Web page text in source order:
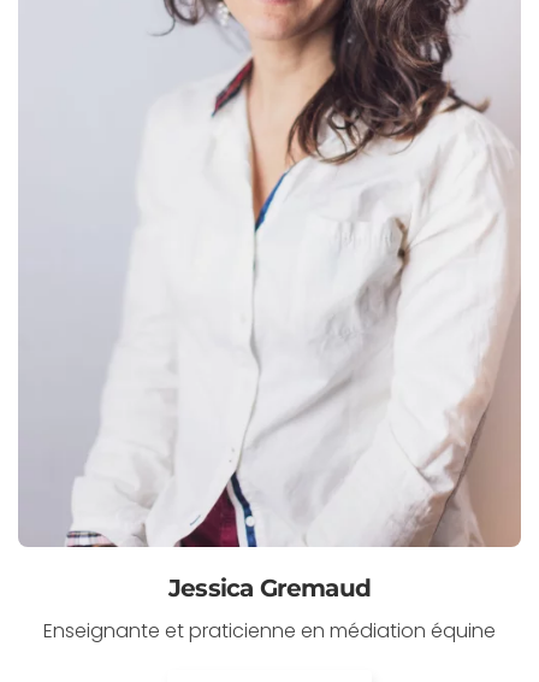
Jessica Gremaud
Enseignante et praticienne en médiation équine